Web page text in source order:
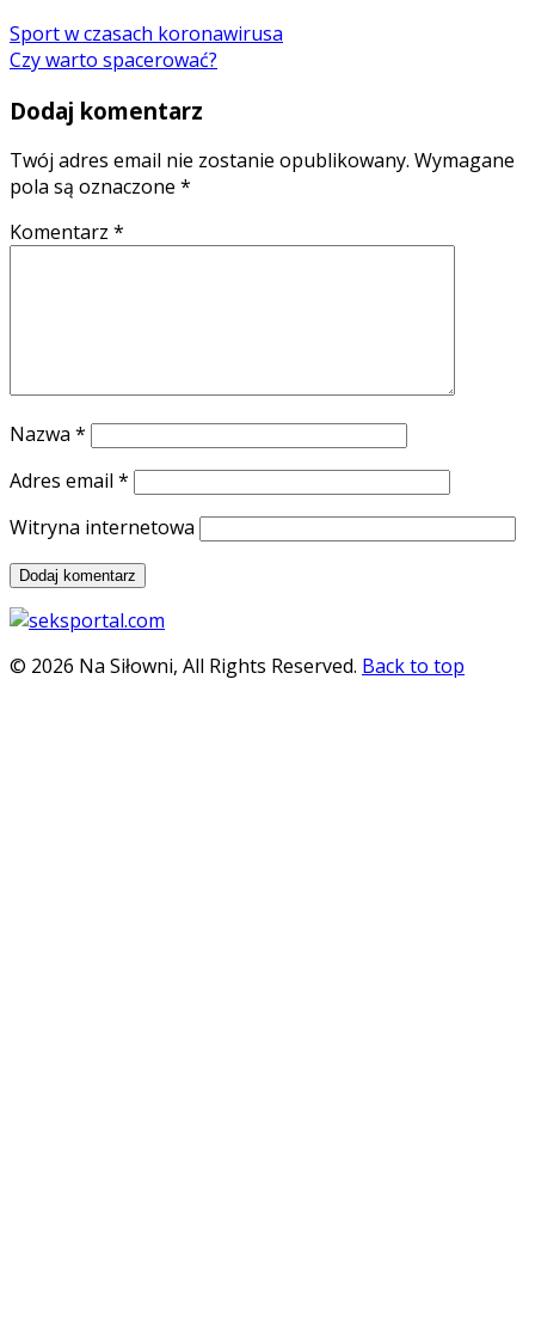
Sport w czasach koronawirusa
Czy warto spacerować?
Dodaj komentarz
Twój adres email nie zostanie opublikowany. Wymagane
pola są oznaczone *
Komentarz *
Nazwa *
Adres email *
Witryna internetowa
© 2026 Na Siłowni, All Rights Reserved. Back to top